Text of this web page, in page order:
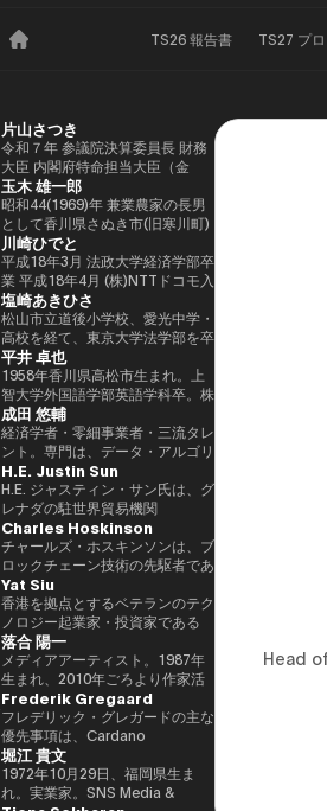
TS26 報告書 TS27 プ
片山さつき
令和７年 参議院決算委員長 財務
大臣 内閣府特命担当大臣（金
融） 租税特別措置・補助金見直
し担当 （高市内閣）
玉木 雄一郎
昭和44(1969)年 兼業農家の長男
として香川県さぬき市(旧寒川町)
に生まれる 昭和63(1988)年 高松
高校卒業 平成5(1993)年 東京大
学法学部卒業、同年大蔵省入省
※1 平成9(1997)年 米国ハーバー
ド大学大学院(ケネディースクー
ル)修了 平成17(2005)年 財務省を
退職し、第44回衆院選に立候
補。70,177票を得るも惜敗 平成
21(2009)年 4年間の浪人生活を経
て、第45回衆院選で109,863票を
得て初当選 平成24(2012)年 第46
回衆院選で79,153票を得て2期目
当選 平成26(2014)年 第47回衆院
選で78,797票を得て3期目当選 平
成28(2016)年 民進党代表選に出
馬。党幹事長代理を拝命 平成
29(2017)年 第48回衆院選で
82,345票を得て4期目当選(希望
の党公認、香川2区) 希望の党共
同代表選に出馬。希望の党代表
(11月〜) 平成30(2018)年 国民民
主党共同代表(5月~9月) 国民民主
党代表(9月~) 令和2(2020)年 分党
を経て新国民民主党設立、代表に
就任(9月) 令和3(2021)年 第49回
衆院選で94,530票を得て5期目当
選 令和6(2024)年 第50回衆院選
で89,899票を得て6期目当選
2025.05.01 現在 ※1 1993年4月
~2005年8月 大蔵省(現・財務省)
川崎ひでと
平成18年3月 法政大学経済学部卒
業 平成18年4月 (株)NTTドコモ入
社 平成29年8月 衆議院議員川崎
二郎秘書 令和3年10月 第49回衆
議院議員総選挙において初当選
令和6年10月 第50回衆議院議員
総選挙において2期目の当選 令和
6年11月 総務大臣政務官（第二次
石破内閣） 令和7年10月 デジタ
ル大臣政務官、内閣府大臣政務官
（第1次高市内閣） 令和8年2月
デジタル大臣政務官、内閣府大臣
政務官（第2次高市内閣）
塩崎あきひさ
松山市立道後小学校、愛光中学・
高校を経て、東京大学法学部を卒
業後、長島・大野・常松法律事務
所のパートナー弁護士。 2021
年、衆議院総選挙（愛媛1区）に
て初当選。元厚労大臣政務官。党
内では、副幹事長を経験した後、
国会対策副委員長に就任。インテ
リジェンス戦略本部、科学技術イ
ノベーション戦略本部、AI・
Web3小委員会の各事務局長。
平井 卓也
1958年香川県高松市生まれ。上
智大学外国語学部英語学科卒。株
式会社電通、西日本放送代表取締
役社長等を経て、2000年、第42
回衆議院選挙で初当選。以来、連
続10回当選。自民党経産・総務
部会長、政務調査会副会長、内閣
府（IT担当）大臣政務官、国土交
通副大臣、内閣常任委員長等を歴
任し、自民党IT戦略特命委員会委
員長として、自民党のIT政策を主
導。平成30年10月第4次安倍改造
内閣にてIT担当大臣、内閣府特命
担当(科学技術・知的財産戦略・
クールジャパン戦略・宇宙政策)
大臣就任。令和2年菅内閣にてデ
ジタル改革担当大臣就任。令和3
年初代デジタル大臣就任。現在、
デジタル社会推進本部長。
成田 悠輔
経済学者・零細事業者・三流タレ
ント。専門は、データ・アルゴリ
ズム・ポエム・思想を組み合わせ
たビジネスと公共政策の想像とデ
ザイン。多分野の学術誌・学会に
研究を発表、多くの企業や自治体
と共同事業を行う。報道・討論・
お笑い・アート・ファッションな
ど多様な動画や雑誌の企画や出演
にも関わる。著書『22世紀の資
本主義：やがてお金は絶滅する』
『22世紀の民主主義：選挙はア
ルゴリズムになり、政治家はネコ
になる』、番組「成田悠輔と愛す
べき非生産性の世界」「夜明け前
のPLAYERS」「成田悠輔の聞か
れちゃいけない話」「walk」
「書く気がおきない」など。
H.E. Justin Sun
H.E. ジャスティン・サン氏は、グ
レナダの駐世界貿易機関
（WTO）大使および元常駐代表
であり、世界をリードするブロッ
クチェーンおよびDAOである
TRON の創設者、さらに世界最
大級の暗号資産取引所の一つ
HTX のアドバイザーを務めてい
ます。 アリババ創業者ジャッ
ク・マー氏の薫陶を受けた人物と
しても知られ、2025年4月には、
グローバルなデジタル資産業界で
最も著名かつ影響力のある人物の
一人として Forbes誌 の表紙を飾
りました。 また、Forbes「30
Under 30（コンシューマー・テ
クノロジー部門）」に複数回選出
Charles Hoskinson
チャールズ・ホスキンソンは、ブ
ロックチェーン技術の先駆者であ
り、分散型プラットフォーム「カ
ルダノ（Cardano）」の創設者
です。元々はイーサリアムの共同
創設者の一人でもあり、数理論理
学と暗号学に強い背景を持ってい
ます。カルダノは学術的な研究と
ピアレビューに基づいて開発され
たことが特徴で、金融包摂とスマ
ートコントラクトの普及を目指し
ています。現在はInput Output
Global（IOG）のCEOとしてカ
ルダノの技術開発を主導していま
Yat Siu
香港を拠点とするベテランのテク
ノロジー起業家・投資家である
Yat Siu氏は、Animoca Brands
の共同創業者兼エグゼクティブ・
チェアマンです。Animoca
Brandsは、世界的なブロックチ
ェーンおよびゲーム分野のリーダ
ー企業であり、世界中のゲーマー
やインターネット利用者にデジタ
ル上の財産権を提供することを使
命としています。これにより、新
落合 陽一
メディアアーティスト。1987年
生まれ、2010年ごろより作家活
動を始める。境界領域における物
化や変換、質量への憧憬をモチー
フに作品を展開。筑波大学/東京
大学准教授、2025年日本国際博
覧会（大阪・関西万博）テーマ事
業プロデューサー。写真集「質量
Frederik Gregaard
フレデリック・グレガードの主な
優先事項は、Cardano
Foundation における導入戦略を
推進し、各ミッションの統合およ
び実行を主導するとともに、
堀江 貴文
1972年10月29日、福岡県生ま
れ。実業家。SNS Media &
Head